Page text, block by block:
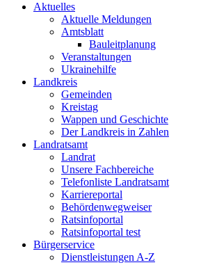
Aktuelles
Aktuelle Meldungen
Amtsblatt
Bauleitplanung
Veranstaltungen
Ukrainehilfe
Landkreis
Gemeinden
Kreistag
Wappen und Geschichte
Der Landkreis in Zahlen
Landratsamt
Landrat
Unsere Fachbereiche
Telefonliste Landratsamt
Karriereportal
Behördenwegweiser
Ratsinfoportal
Ratsinfoportal test
Bürgerservice
Dienstleistungen A-Z